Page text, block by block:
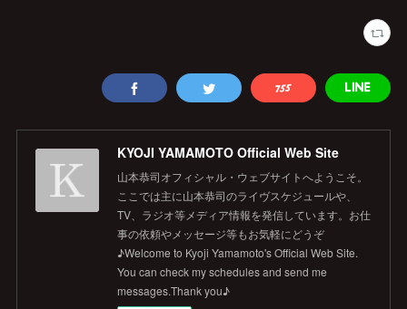
KYOJI YAMAMOTO Official Web Site
山本恭司オフィシャル・ウェブサイトへようこそ。
ここでは主に山本恭司のライヴスケジュールや、
TV、ラジオ等メディア情報を発信しています。お仕
事の依頼やメッセージ等もお気軽にどうぞ
♪Welcome to Kyoji Yamamoto's Official Web Site.
You can check my schedules and send me
messages.Thank you♪